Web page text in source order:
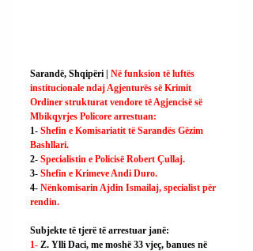
Sarandë, Shqipëri | Në funksion të luftës
institucionale ndaj Agjenturës së Krimit
Ordiner strukturat vendore të Agjencisë së
Mbikqyrjes Policore arrestuan:
1- Shefin e Komisariatit të Sarandës Gëzim
Bashllari.
2- Specialistin e Policisë Robert Çullaj.
3- Shefin e Krimeve Andi Duro.
4- Nënkomisarin Ajdin Ismailaj, specialist për
rendin.
Subjekte të tjerë të arrestuar janë:
1- Z. Ylli Daci, me moshë 33 vjeç, banues në